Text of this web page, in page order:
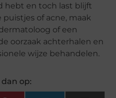
hebt en toch last blijft
of acne, maak
of een
oorzaak achterhalen en
wijze behandelen.
op: